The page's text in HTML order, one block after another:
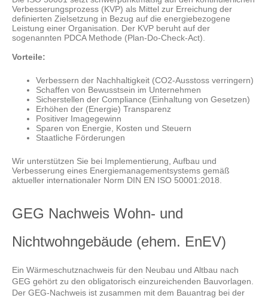
Verbesserungsprozess (KVP) als Mittel zur Erreichung der
definierten Zielsetzung in Bezug auf die energiebezogene
Leistung einer Organisation. Der KVP beruht auf der
sogenannten PDCA Methode (Plan-Do-Check-Act).
Vorteile:
Verbessern der Nachhaltigkeit (CO2-Ausstoss verringern)
Schaffen von Bewusstsein im Unternehmen
Sicherstellen der Compliance (Einhaltung von Gesetzen)
Erhöhen der (Energie) Transparenz
Positiver Imagegewinn
Sparen von Energie, Kosten und Steuern
Staatliche Förderungen
Wir unterstützen Sie bei Implementierung, Aufbau und
Verbesserung eines Energiemanagementsystems gemäß
aktueller internationaler Norm DIN EN ISO 50001:2018.
GEG Nachweis Wohn- und
Nichtwohngebäude (ehem. EnEV)
Ein Wärmeschutz­nachweis für den Neubau und Altbau nach
GEG gehört zu den obli­ga­to­risch einzureichenden Bauvorlagen.
Der GEG-Nachweis ist zusammen mit dem Bauantrag bei der